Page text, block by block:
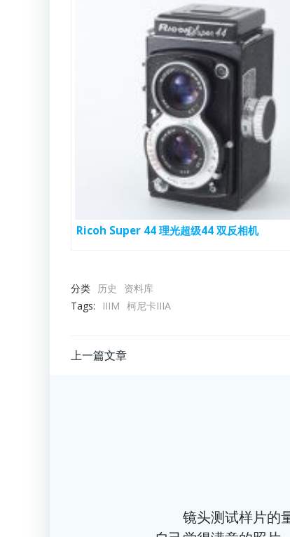
Ricoh Super 44 理光超级44 双反相机
分类 历史
资料库
Tags:
IIIM 柯尼卡IIIA
文
上一篇文章
镜头测试样片的量